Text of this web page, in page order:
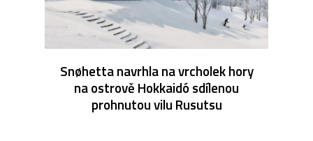
Snøhetta navrhla na vrcholek hory
na ostrově Hokkaidó sdílenou
prohnutou vilu Rusutsu